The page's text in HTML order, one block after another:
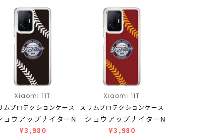
Xiaomi 11T
ムプロテクションケース
ョウアップナイターN…
¥3,980
Xiaomi 11T
スリムプロテクションケース
ショウアップナイターN…
¥3,980